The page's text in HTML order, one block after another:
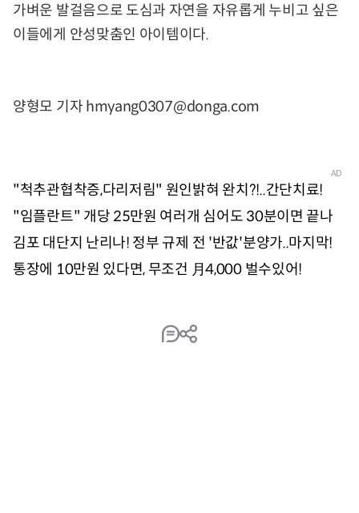
가벼운 발걸음으로 도심과 자연을 자유롭게 누비고 싶은
이들에게 안성맞춤인 아이템이다.
양형모 기자 hmyang0307@donga.com